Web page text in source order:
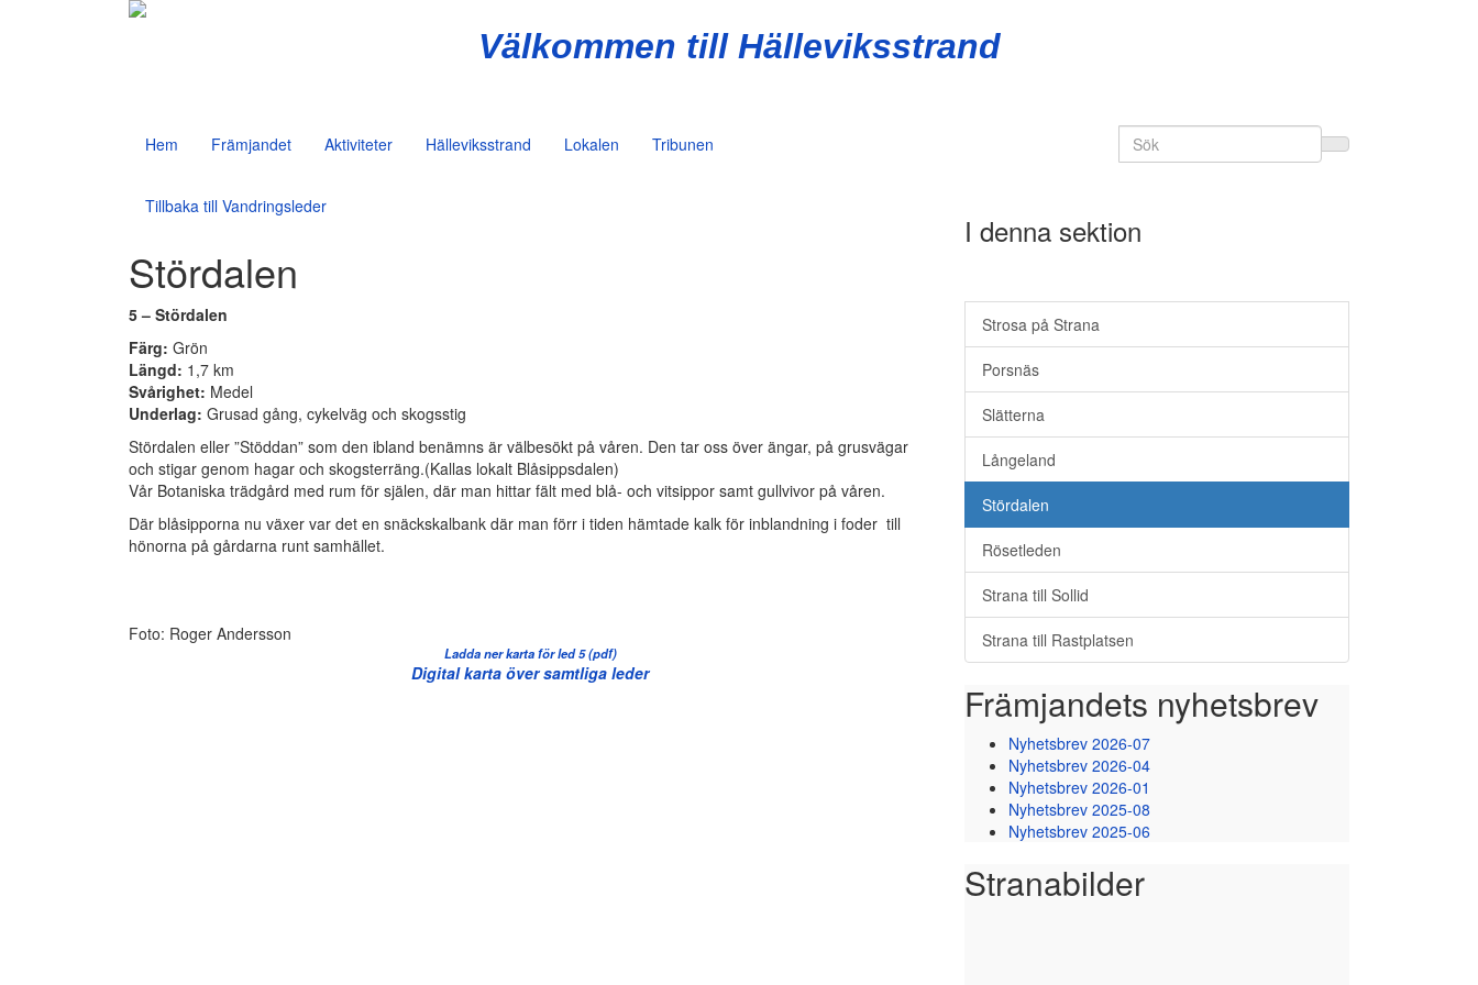
Välkommen till Hälleviksstrand
Hem Främjandet Aktiviteter Hälleviksstrand Lokalen Tribunen
Search
for:
Tillbaka till Vandringsleder
Stördalen
5 – Stördalen
Färg: Grön
Längd: 1,7 km
Svårighet: Medel
Underlag: Grusad gång, cykelväg och skogsstig
Stördalen eller ”Stöddan” som den ibland benämns är välbesökt på våren. Den tar oss över ängar, på grusvägar
och stigar genom hagar och skogsterräng.(Kallas lokalt Blåsippsdalen)
Vår Botaniska trädgård med rum för själen, där man hittar fält med blå- och vitsippor samt gullvivor på våren.
Där blåsipporna nu växer var det en snäckskalbank där man förr i tiden hämtade kalk för inblandning i foder till
hönorna på gårdarna runt samhället.
Foto: Roger Andersson
Ladda ner karta för led 5 (pdf)
Digital karta över samtliga leder
I denna sektion
Strosa på Strana
Porsnäs
Slätterna
Långeland
Stördalen
Rösetleden
Strana till Sollid
Strana till Rastplatsen
Främjandets nyhetsbrev
Nyhetsbrev 2026-07
Nyhetsbrev 2026-04
Nyhetsbrev 2026-01
Nyhetsbrev 2025-08
Nyhetsbrev 2025-06
Stranabilder